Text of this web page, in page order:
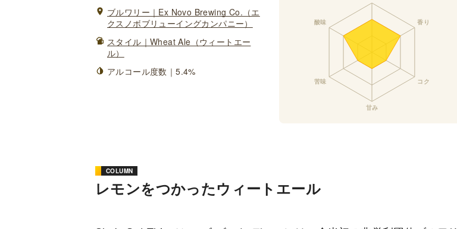
ブルワリー｜Ex Novo Brewing Co.（エ
クスノボブリューイングカンパニー）
スタイル｜Wheat Ale（ウィートエー
ル）
アルコール度数｜5.4%
COLUMN
レモンをつかったウィートエール